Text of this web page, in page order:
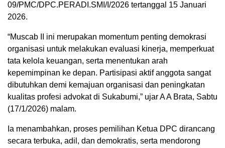
09/PMC/DPC.PERADI.SMI/I/2026 tertanggal 15 Januari
2026.
“Muscab II ini merupakan momentum penting demokrasi
organisasi untuk melakukan evaluasi kinerja, memperkuat
tata kelola keuangan, serta menentukan arah
kepemimpinan ke depan. Partisipasi aktif anggota sangat
dibutuhkan demi kemajuan organisasi dan peningkatan
kualitas profesi advokat di Sukabumi,” ujar A A Brata, Sabtu
(17/1/2026) malam.
Ia menambahkan, proses pemilihan Ketua DPC dirancang
secara terbuka, adil, dan demokratis, serta mendorong